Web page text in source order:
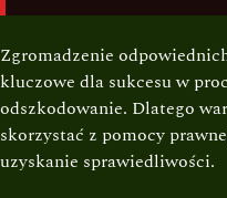
Zgromadzenie
kluczowe dla sukcesu w
odszkodowanie. Dlatego
skorzystać z pomocy
uzyskanie sprawiedliwości.